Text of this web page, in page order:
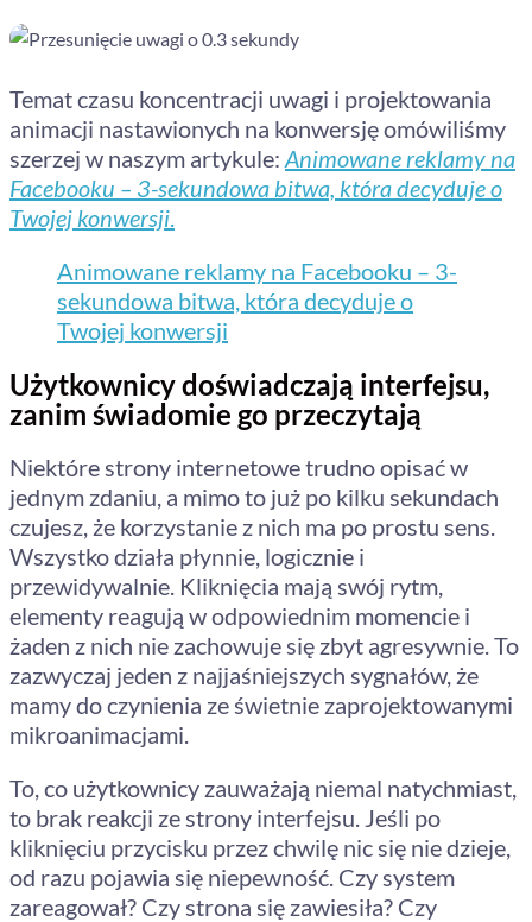
Temat czasu koncentracji uwagi i projektowania
animacji nastawionych na konwersję omówiliśmy
szerzej w naszym artykule: Animowane reklamy na
Facebooku – 3-sekundowa bitwa, która decyduje o
Twojej konwersji.
Animowane reklamy na Facebooku – 3-
sekundowa bitwa, która decyduje o
Twojej konwersji
Użytkownicy doświadczają interfejsu,
zanim świadomie go przeczytają
Niektóre strony internetowe trudno opisać w
jednym zdaniu, a mimo to już po kilku sekundach
czujesz, że korzystanie z nich ma po prostu sens.
Wszystko działa płynnie, logicznie i
przewidywalnie. Kliknięcia mają swój rytm,
elementy reagują w odpowiednim momencie i
żaden z nich nie zachowuje się zbyt agresywnie. To
zazwyczaj jeden z najjaśniejszych sygnałów, że
mamy do czynienia ze świetnie zaprojektowanymi
mikroanimacjami.
To, co użytkownicy zauważają niemal natychmiast,
to brak reakcji ze strony interfejsu. Jeśli po
kliknięciu przycisku przez chwilę nic się nie dzieje,
od razu pojawia się niepewność. Czy system
zareagował? Czy strona się zawiesiła? Czy